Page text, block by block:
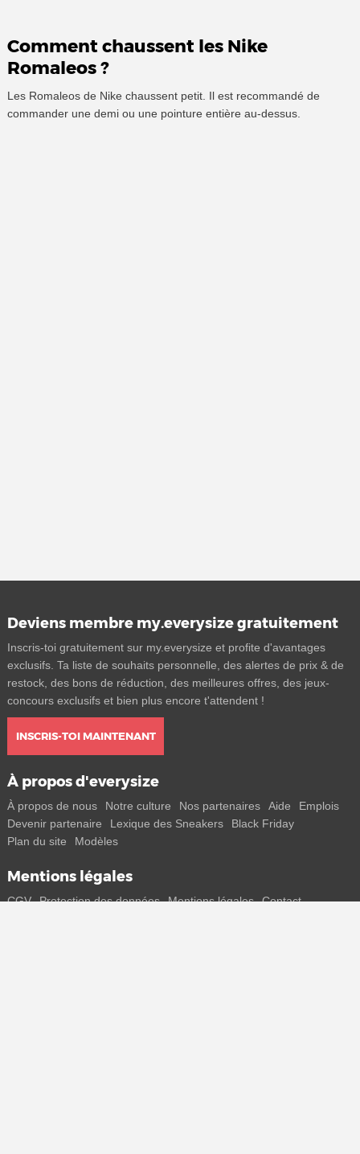
Comment chaussent les Nike
Romaleos ?
Les Romaleos de Nike chaussent petit. Il est recommandé de
commander une demi ou une pointure entière au-dessus.
Deviens membre my.everysize gratuitement
Inscris-toi gratuitement sur my.everysize et profite d'avantages
exclusifs. Ta liste de souhaits personnelle, des alertes de prix & de
restock, des bons de réduction, des meilleures offres, des jeux-
concours exclusifs et bien plus encore t'attendent !
INSCRIS-TOI MAINTENANT
À propos d'everysize
À propos de nous Notre culture Nos partenaires Aide
Emplois
Devenir partenaire
Lexique des Sneakers
Black Friday
Plan du site
Modèles
Mentions légales
CGV Protection des données Mentions légales Contact